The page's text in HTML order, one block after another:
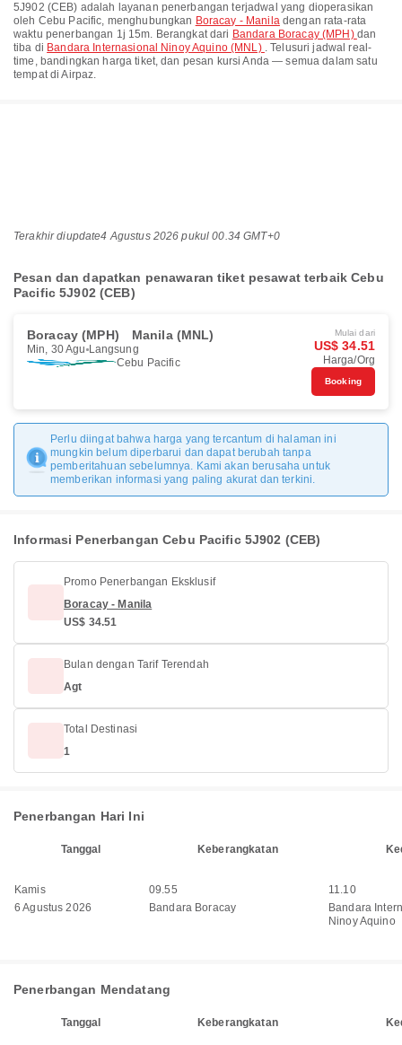
5J902 (CEB) adalah layanan penerbangan terjadwal yang dioperasikan
oleh Cebu Pacific, menghubungkan Boracay - Maniladengan rata-rata
waktu penerbangan 1j 15m. Berangkat dari Bandara Boracay (MPH) dan
tiba di Bandara Internasional Ninoy Aquino (MNL) . Telusuri jadwal real-
time, bandingkan harga tiket, dan pesan kursi Anda — semua dalam satu
tempat di Airpaz.
Terakhir diupdate4 Agustus 2026 pukul 00.34 GMT+0
Pesan dan dapatkan penawaran tiket pesawat terbaik Cebu
Pacific 5J902 (CEB)
Boracay (MPH) Manila (MNL)
Min, 30 Agu Langsung
Cebu Pacific
Mulai dari
US$ 34.51
Harga/Org
Booking
Perlu diingat bahwa harga yang tercantum di halaman ini
mungkin belum diperbarui dan dapat berubah tanpa
pemberitahuan sebelumnya. Kami akan berusaha untuk
memberikan informasi yang paling akurat dan terkini.
Informasi Penerbangan Cebu Pacific 5J902 (CEB)
Promo Penerbangan Eksklusif
Boracay - Manila
US$ 34.51
Bulan dengan Tarif Terendah
Agt
Total Destinasi
1
Penerbangan Hari Ini
Tanggal Keberangkatan
Kamis
6 Agustus 2026
09.55
Bandara Boracay
11.10
Bandara
Ninoy Aquino
Penerbangan Mendatang
Tanggal Keberangkatan